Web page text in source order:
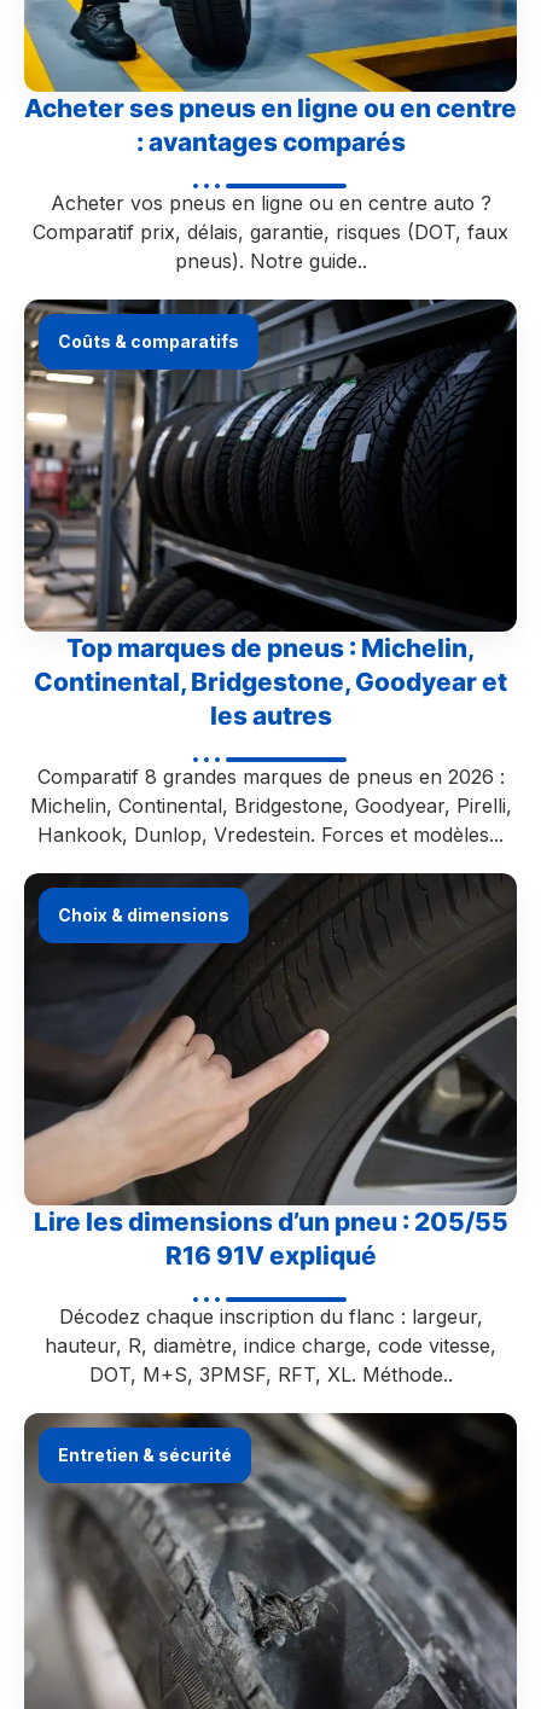
Acheter ses pneus en ligne ou en centre
: avantages comparés
Acheter vos pneus en ligne ou en centre auto ?
Comparatif prix, délais, garantie, risques (DOT, faux
pneus). Notre guide..
Coûts & comparatifs
Top marques de pneus : Michelin,
Continental, Bridgestone, Goodyear et
les autres
Comparatif 8 grandes marques de pneus en 2026 :
Michelin, Continental, Bridgestone, Goodyear, Pirelli,
Hankook, Dunlop, Vredestein. Forces et modèles...
Choix & dimensions
Lire les dimensions d’un pneu : 205/55
R16 91V expliqué
Décodez chaque inscription du flanc : largeur,
hauteur, R, diamètre, indice charge, code vitesse,
DOT, M+S, 3PMSF, RFT, XL. Méthode..
Entretien & sécurité